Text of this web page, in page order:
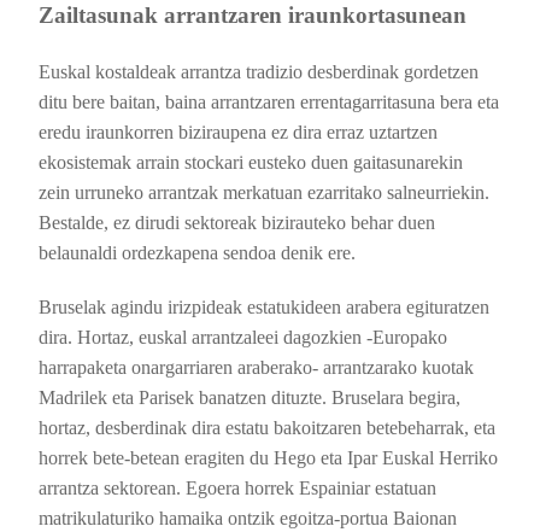
Zailtasunak arrantzaren iraunkortasunean
Euskal kostaldeak arrantza tradizio desberdinak gordetzen
ditu bere baitan, baina arrantzaren errentagarritasuna bera eta
eredu iraunkorren biziraupena ez dira erraz uztartzen
ekosistemak arrain stockari eusteko duen gaitasunarekin
zein urruneko arrantzak merkatuan ezarritako salneurriekin.
Bestalde, ez dirudi sektoreak bizirauteko behar duen
belaunaldi ordezkapena sendoa denik ere.
Bruselak agindu irizpideak estatukideen arabera egituratzen
dira. Hortaz, euskal arrantzaleei dagozkien -Europako
harrapaketa onargarriaren araberako- arrantzarako kuotak
Madrilek eta Parisek banatzen dituzte. Bruselara begira,
hortaz, desberdinak dira estatu bakoitzaren betebeharrak, eta
horrek bete-betean eragiten du Hego eta Ipar Euskal Herriko
arrantza sektorean. Egoera horrek Espainiar estatuan
matrikulaturiko hamaika ontzik egoitza-portua Baionan